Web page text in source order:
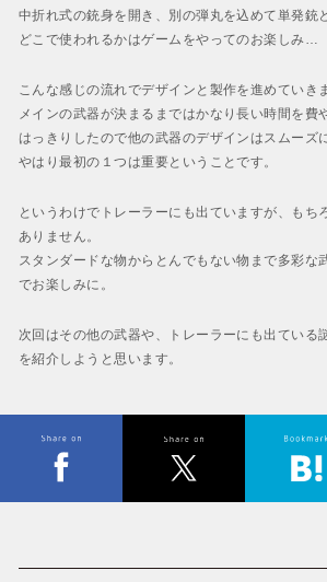
中折れ式の銃身を開き、別の弾丸を込めて単発銃
どこで使われるかはゲームをやってのお楽しみ…
こんな感じの流れでデザインと製作を進めていき
メインの武器が決まるまではかなり長い時間を費
はっきりしたので他の武器のデザインはスムーズ
やはり最初の１つは重要ということです。
というわけでトレーラーにも出ていますが、もち
ありません。
スタンダードな物からとんでもない物まで多彩な
でお楽しみに。
次回はその他の武器や、トレーラーにも出ている
を紹介しようと思います。